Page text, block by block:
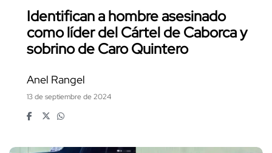
Identifican a hombre asesinado
como líder del Cártel de Caborca y
sobrino de Caro Quintero
Anel Rangel
13 de septiembre de 2024